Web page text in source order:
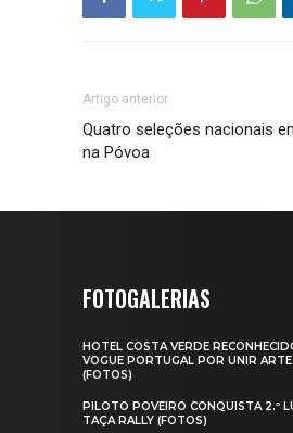
Artigo anterior
Quatro seleções nacionais
na Póvoa
FOTOGALERIAS
HOTEL COSTA VERDE
VOGUE PORTUGAL POR UNIR
(FOTOS)
PILOTO POVEIRO CONQUISTA 2.º
TAÇA RALLY (FOTOS)